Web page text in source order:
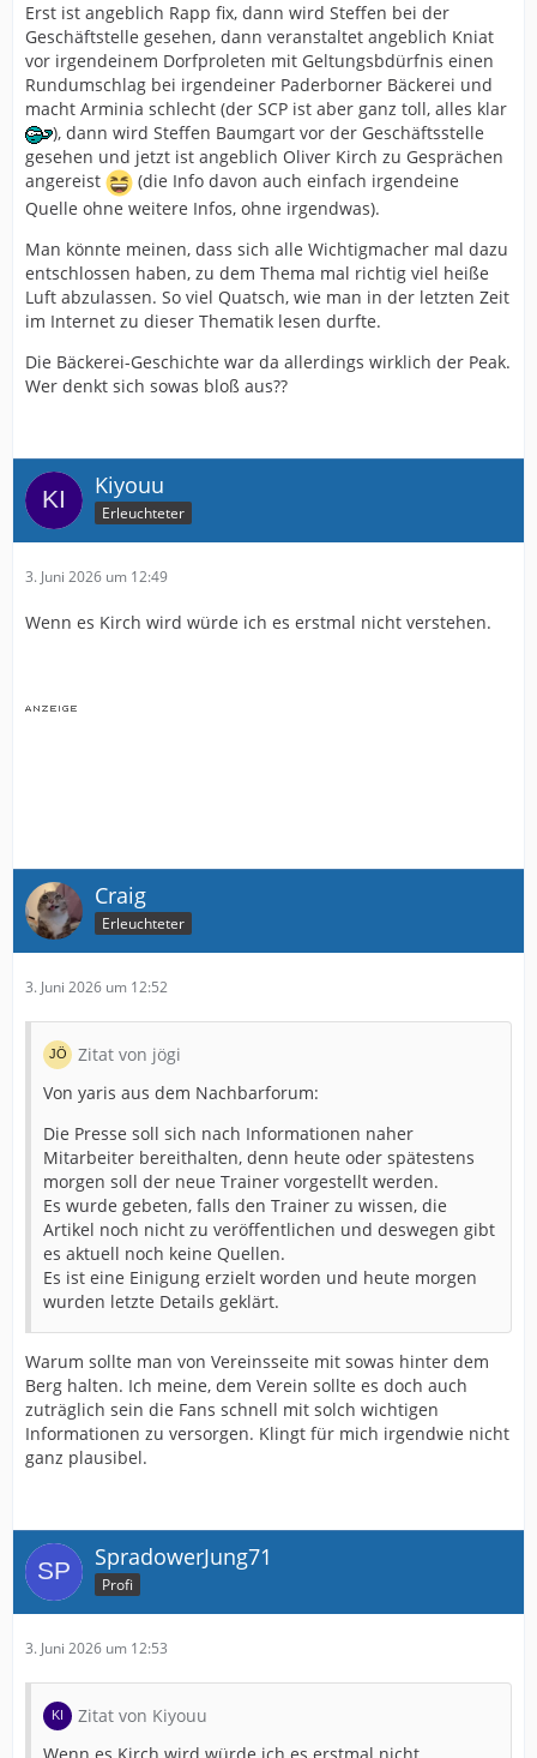
Erst ist angeblich Rapp fix, dann wird Steffen bei der
Geschäftstelle gesehen, dann veranstaltet angeblich Kniat
vor irgendeinem Dorfproleten mit Geltungsbdürfnis einen
Rundumschlag bei irgendeiner Paderborner Bäckerei und
macht Arminia schlecht (der SCP ist aber ganz toll, alles klar
), dann wird Steffen Baumgart vor der Geschäftsstelle
gesehen und jetzt ist angeblich Oliver Kirch zu Gesprächen
angereist
(die Info davon auch einfach irgendeine
Quelle ohne weitere Infos, ohne irgendwas).
Man könnte meinen, dass sich alle Wichtigmacher mal dazu
entschlossen haben, zu dem Thema mal richtig viel heiße
Luft abzulassen. So viel Quatsch, wie man in der letzten Zeit
im Internet zu dieser Thematik lesen durfte.
Die Bäckerei-Geschichte war da allerdings wirklich der Peak.
Wer denkt sich sowas bloß aus??
Kiyouu
Erleuchteter
3. Juni 2026 um 12:49
Wenn es Kirch wird würde ich es erstmal nicht verstehen.
Craig
Erleuchteter
3. Juni 2026 um 12:52
Zitat von jögi
Von yaris aus dem Nachbarforum:
Die Presse soll sich nach Informationen naher
Mitarbeiter bereithalten, denn heute oder spätestens
morgen soll der neue Trainer vorgestellt werden.
Es wurde gebeten, falls den Trainer zu wissen, die
Artikel noch nicht zu veröffentlichen und deswegen gibt
es aktuell noch keine Quellen.
Es ist eine Einigung erzielt worden und heute morgen
wurden letzte Details geklärt.
Warum sollte man von Vereinsseite mit sowas hinter dem
Berg halten. Ich meine, dem Verein sollte es doch auch
zuträglich sein die Fans schnell mit solch wichtigen
Informationen zu versorgen. Klingt für mich irgendwie nicht
ganz plausibel.
SpradowerJung71
Profi
3. Juni 2026 um 12:53
Zitat von Kiyouu